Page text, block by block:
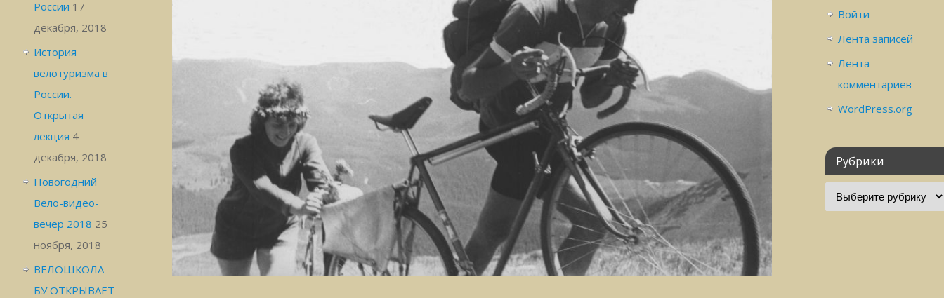
России 17
декабря, 2018
История
велотуризма в
России.
Открытая
лекция 4
декабря, 2018
Новогодний
Вело-видео-
вечер 2018 25
ноября, 2018
ВЕЛОШКОЛА
БУ ОТКРЫВАЕТ
Войти
Лента записей
Лента
комментариев
WordPress.org
Рубрики